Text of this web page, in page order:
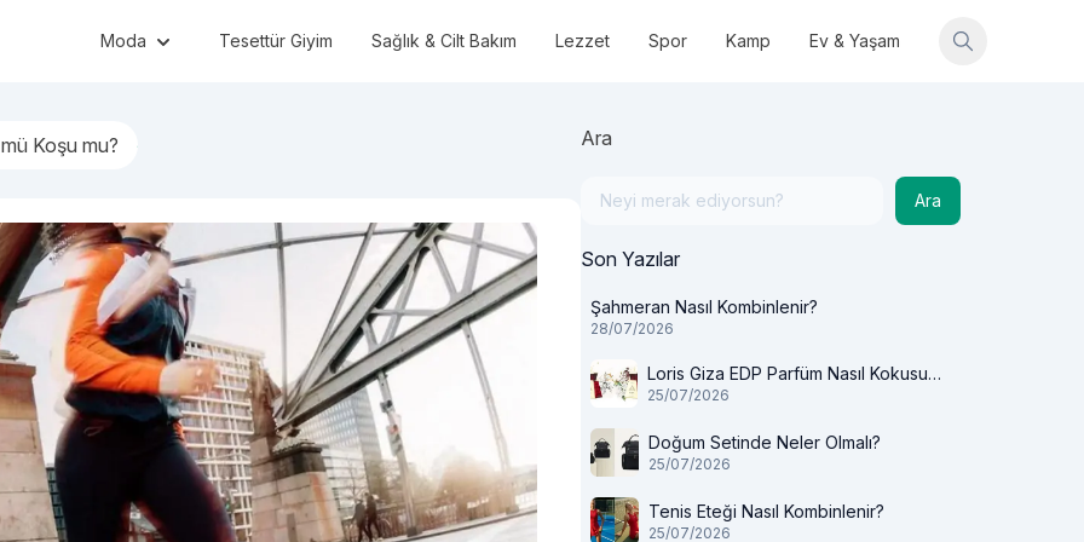
Moda Tesettür Giyim Sağlık & Cilt Bakım Lezzet Spor Kamp Ev & Yaşam
Koşu mu? Ara
Ara
Son Yazılar
Şahmeran Nasıl Kombinlenir?
28/07/2026
Loris Giza EDP Parfüm Nasıl Kokusu
Var?
25/07/2026
Doğum Setinde Neler Olmalı?
25/07/2026
Tenis Eteği Nasıl Kombinlenir?
25/07/2026